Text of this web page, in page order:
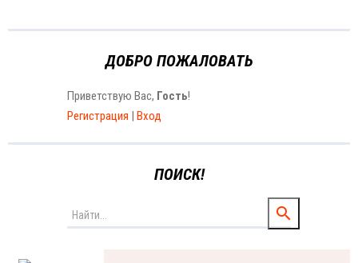
ДОБРО ПОЖАЛОВАТЬ
Приветствую Вас, Гость!
Регистрация | Вход
ПОИСК!